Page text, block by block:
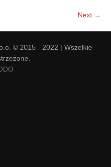
Next →
© 2015 - 2022 | Wszelkie